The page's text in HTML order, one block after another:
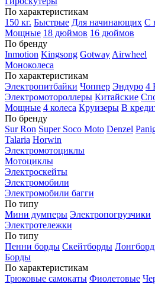
По характеристикам
150 кг. Быстрые Для начинающих С
Мощные 18 дюймов 16 дюймов
По бренду
Inmotion Kingsong Gotway Airwheel
Моноколеса
По характеристикам
Электропитбайки Чоппер Эндуро 4
Электромотороллеры Китайские
Мощные 4 колеса Круизеры В
По бренду
Sur Ron Super Soco Moto Denzel
Talaria Horwin
Электромотоциклы
Мотоциклы
Электроскейты
Электромобили
Электромобили багги
По типу
Мини думперы Электропогрузчики
Электротележки
По типу
Пенни борды Скейтборды
Борды
По характеристикам
Трюковые самокаты Фиолетовые